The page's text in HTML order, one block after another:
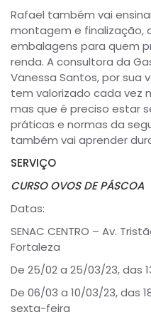
Rafael também vai
montagem e finalização,
embalagens para quem
renda. A consultora da
Vanessa Santos, por sua
tem valorizado cada vez
mas que é preciso estar
práticas e normas da
também vai aprender
SERVIÇO
CURSO OVOS DE PÁSCOA
Datas:
SENAC CENTRO – Av.
Fortaleza
De 25/02 a 25/03/23, das
De 06/03 a 10/03/23, das
sexta-feira